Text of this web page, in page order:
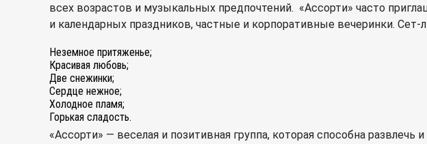
всех возрастов и музыкальных предпочтений. «Ассорти» часто
и календарных праздников, частные и корпоративные вечеринки. Сет-
Неземное притяженье;
Красивая любовь;
Две снежинки;
Сердце нежное;
Холодное пламя;
Горькая сладость.
«Ассорти» — веселая и позитивная группа, которая способна